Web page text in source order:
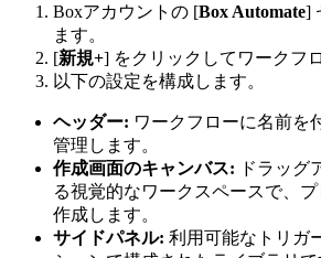
Boxアカウントの [Box Automate]
ます。
[新規+] をクリックしてワークフ
以下の設定を構成します。
ヘッダー: ワークフローに名前を
管理します。
作成画面のキャンバス: ドラッグ
る視覚的なワークスペースで、
作成します。
サイドパネル: 利用可能なトリガ